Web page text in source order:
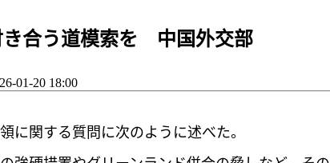
き合う道模索を 中国外交部
01-20 18:00
関する質問に次のように述べた。